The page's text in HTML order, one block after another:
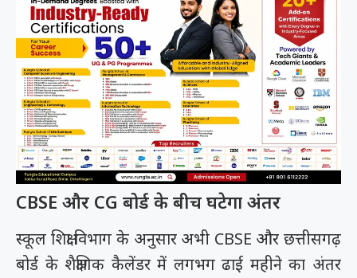
CBSE और CG बोर्ड के बीच घटेगा अंतर
स्कूल शिक्षा विभाग के अनुसार अभी CBSE और छत्तीसगढ़
बोर्ड के शैक्षणिक कैलेंडर में लगभग ढाई महीने का अंतर